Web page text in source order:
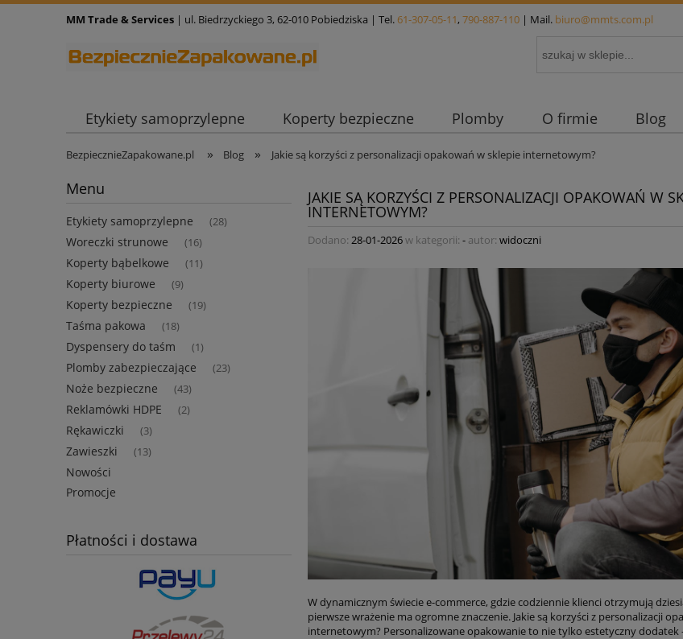
MM Trade & Services | ul. Biedrzyckiego 3, 62-010 Pobiedziska | Tel. 61-307-05-11, 790-887-110 | Mail. biuro@mmts.com.pl
Etykiety samoprzylepne Koperty bezpieczne Plomby O firmie Blog
BezpiecznieZapakowane.pl » Blog » Jakie są korzyści z personalizacji opakowań w sklepie internetowym?
Menu
Etykiety samoprzylepne (28)
Woreczki strunowe (16)
Koperty bąbelkowe (11)
Koperty biurowe (9)
Koperty bezpieczne (19)
Taśma pakowa (18)
Dyspensery do taśm (1)
Plomby zabezpieczające (23)
Noże bezpieczne (43)
Reklamówki HDPE (2)
Rękawiczki (3)
Zawieszki (13)
Nowości
Promocje
Płatności i dostawa
JAKIE SĄ KORZYŚCI Z PERSONALIZACJI OPAKOWAŃ W
INTERNETOWYM?
Dodano: 28-01-2026w kategorii: - autor: widoczni
W dynamicznym świecie e-commerce, gdzie codziennie klienci otrzymują
pierwsze wrażenie ma ogromne znaczenie. Jakie są korzyści z personalizacji
internetowym? Personalizowane opakowanie to nie tylko estetyczny dodatek